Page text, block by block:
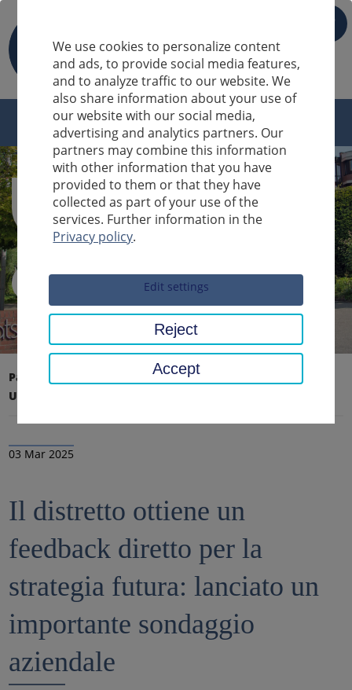
Sucheingabe
Pagina iniziale
Ufficio distrettuale, distretto
Ultime notizie
03 Mar 2025
Il distretto ottiene un
feedback diretto per la
strategia futura: lanciato un
importante sondaggio
aziendale
We use cookies to personalize content
and ads, to provide social media features,
and to analyze traffic to our website. We
also share information about your use of
our website with our social media,
advertising and analytics partners. Our
partners may combine this information
with other information that you have
provided to them or that they have
collected as part of your use of the
services. Further information in the
Privacy policy.
Edit settings
Reject
Accept